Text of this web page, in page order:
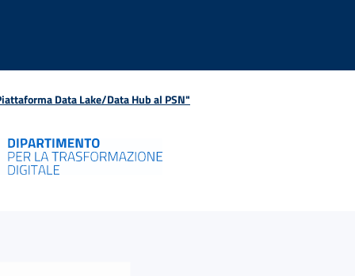
Data Lake/Data Hub al PSN"